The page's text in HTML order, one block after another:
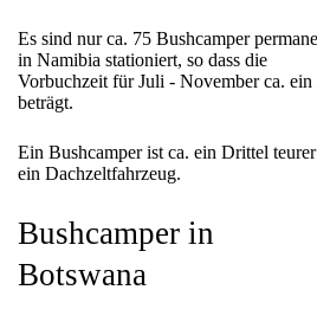
Es sind nur ca. 75 Bushcamper
in Namibia stationiert, so dass die
Vorbuchzeit für Juli - November ca. ein
beträgt.
Ein Bushcamper ist ca. ein Drittel
ein Dachzeltfahrzeug.
Bushcamper in
Botswana